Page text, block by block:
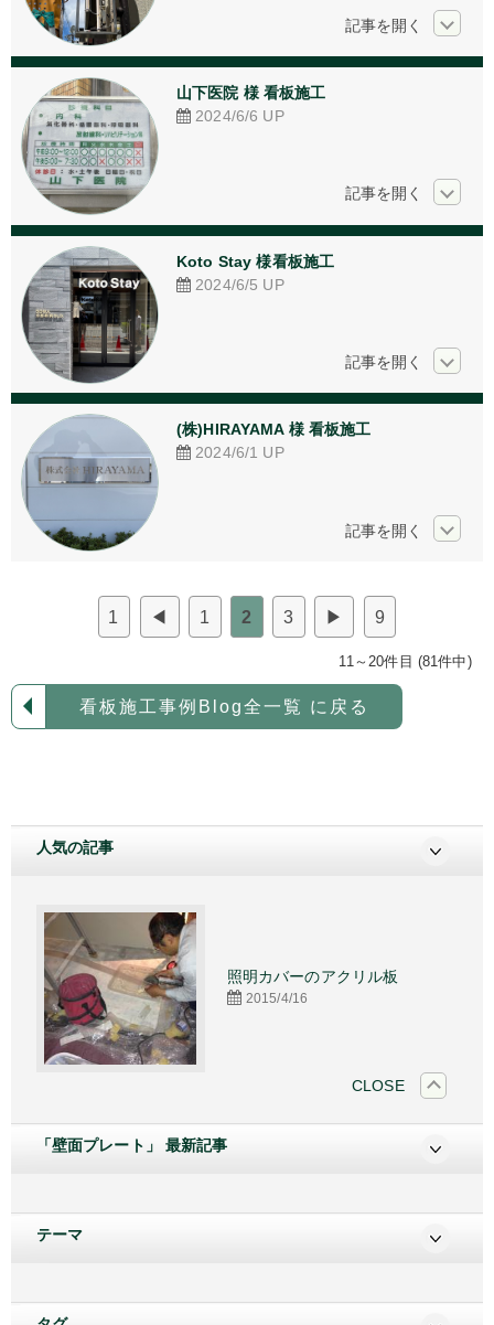
山下医院 様 看板施工
2024/6/6 UP
Koto Stay 様看板施工
2024/6/5 UP
(株)HIRAYAMA 様 看板施工
2024/6/1 UP
1 ◀ 1 2 3 ▶ 9
11～20件目 (81件中)
看板施工事例Blog全一覧 に戻る
人気の記事
照明カバーのアクリル板
2015/4/16
CLOSE
「壁面プレート」 最新記事
テーマ